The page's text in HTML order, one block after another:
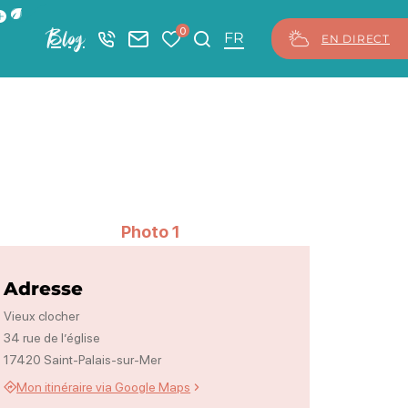
la barre de navigation du mode éco
Blog +33 5 46 08 21 00
Nous contacter
Mes favoris
0 Je recherche
FR EN DIRECT
Photo 1
Adresse
Vieux clocher
34 rue de l’église
17420 Saint-Palais-sur-Mer
Mon itinéraire via Google Maps